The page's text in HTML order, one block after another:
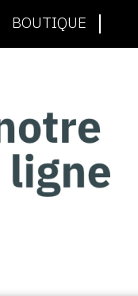
BOUTIQUE